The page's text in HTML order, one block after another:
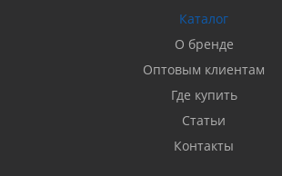
Каталог
О бренде
Оптовым клиентам
Где купить
Статьи
Контакты